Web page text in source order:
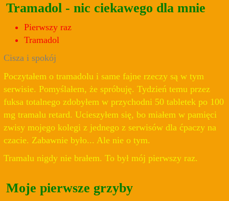
Tramadol - nic ciekawego dla mnie
Pierwszy raz
Tramadol
Cisza i spokój
Poczytałem o tramadolu i same fajne rzeczy są w tym
serwisie. Pomyślałem, że spróbuję. Tydzień temu przez
fuksa totalnego zdobyłem w przychodni 50 tabletek po 100
mg tramalu retard. Ucieszyłem się, bo miałem w pamięci
zwisy mojego kolegi z jednego z serwisów dla ćpaczy na
czacie. Zabawnie było... Ale nie o tym.
Tramalu nigdy nie brałem. To był mój pierwszy raz.
Moje pierwsze grzyby